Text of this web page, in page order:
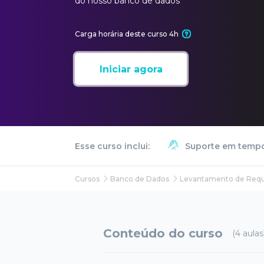
Iniciar agora
Carga horária deste curso 4h
Esse curso inclui: Suporte em
Cursos Banco de Dados Levantamento de
Conteúdo do curso (4